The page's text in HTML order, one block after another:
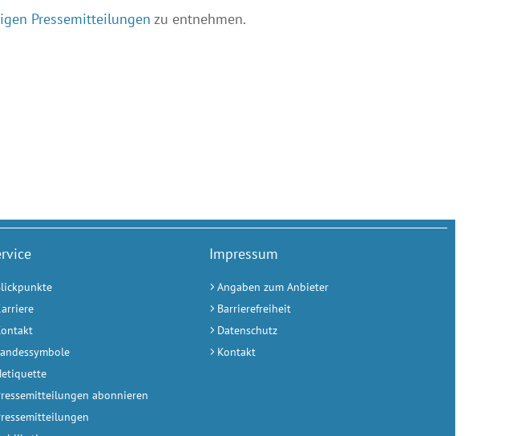
Pressemitteilungen zu entnehmen.
abonnieren
Impressum
Angaben zum Anbieter
Barrierefreiheit
Datenschutz
Kontakt